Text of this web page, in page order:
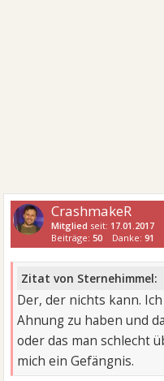
CrashmakeR
Mitglied seit: 17.01.2017
Beiträge:50 Danke:91
Zitat von Sternehimmel:
Der, der nichts kann.
Ahnung zu haben und
oder das man schlecht
mich ein Gefängnis.